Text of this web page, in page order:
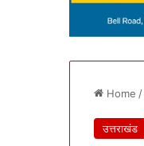
Home /
उत्तराखंड